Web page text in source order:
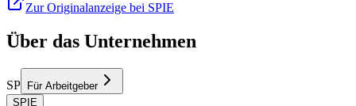
Zur Originalanzeige bei SPIE
Über das Unternehmen
SP
Für Arbeitgeber
SPIE